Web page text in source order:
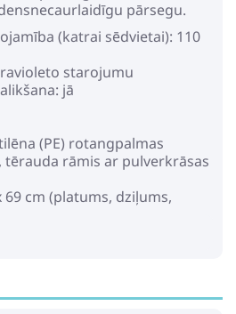
pārsegu.
(katrai sēdvietai): 110
starojumu
jā
(PE) rotangpalmas
tērauda rāmis ar pulverkrāsas
69 cm (platums, dziļums,
x 55 cm (platums, dziļums)
(PE) rotangpalmas